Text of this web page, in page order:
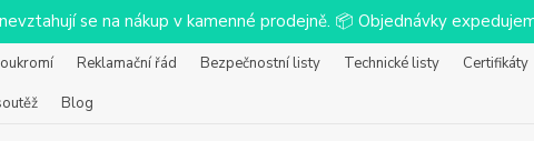
se na nákup v kamenné prodejně. 📦 Objednávky
Reklamační řád Bezpečnostní listy Technické listy
Certifikáty
Blog